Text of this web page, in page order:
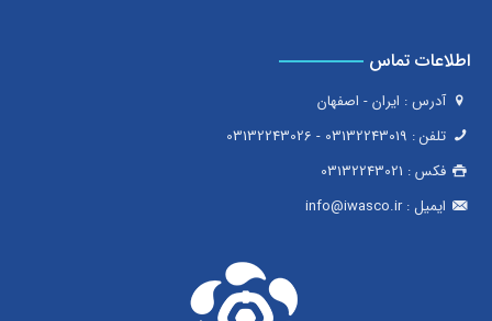
اطلاعات تماس
آدرس : ایران - اصفهان
تلفن : 03132243019
-
03132243026
فکس : 03132243021
ایمیل :info@iwasco.ir